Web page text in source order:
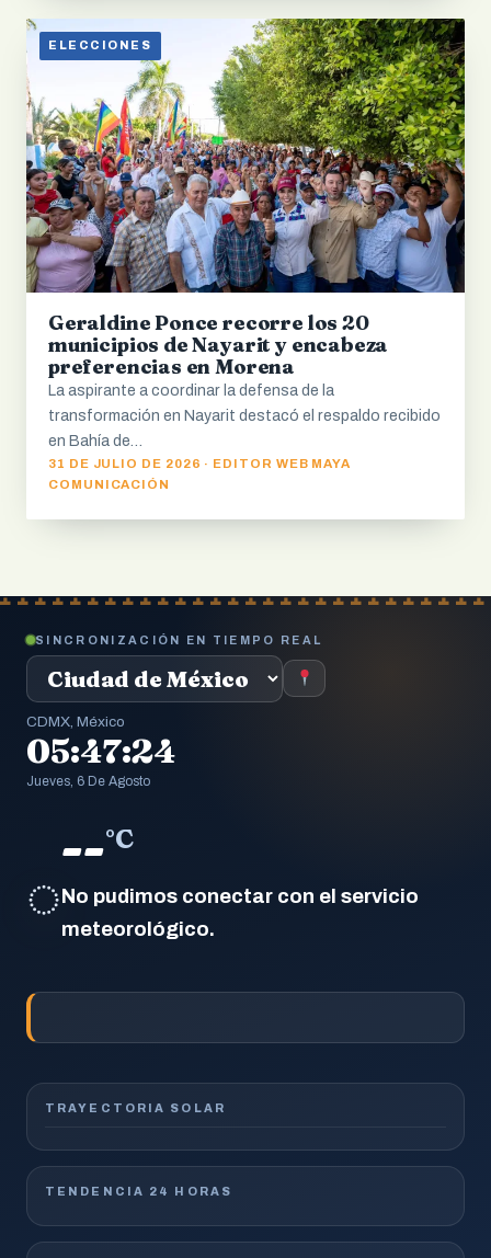
ELECCIONES
Geraldine Ponce recorre los 20
municipios de Nayarit y encabeza
preferencias en Morena
La aspirante a coordinar la defensa de la
transformación en Nayarit destacó el respaldo recibido
en Bahía de…
31 DE JULIO DE 2026 · EDITOR WEB MAYA
COMUNICACIÓN
SINCRONIZACIÓN EN TIEMPO REAL
CDMX, México
05:47:25
Jueves, 6 De Agosto
◌
--°C
No pudimos conectar con el servicio
meteorológico.
TRAYECTORIA SOLAR
TENDENCIA 24 HORAS